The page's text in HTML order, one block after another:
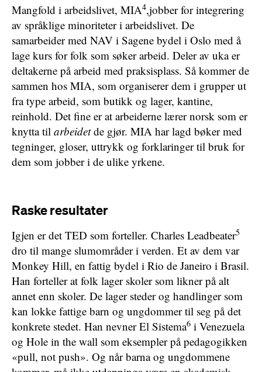
Mangfold i arbeidslivet, MIA4,jobber for integrering
av språklige minoriteter i arbeidslivet. De
samarbeider med NAV i Sagene bydel i Oslo med å
lage kurs for folk som søker arbeid. Deler av uka er
deltakerne på arbeid med praksisplass. Så kommer de
sammen hos MIA, som organiserer dem i grupper ut
fra type arbeid, som butikk og lager, kantine,
reinhold. Det fine er at arbeiderne lærer norsk som er
knytta til arbeidetde gjør. MIA har lagd bøker med
tegninger, gloser, uttrykk og forklaringer til bruk for
dem som jobber i de ulike yrkene.
Raske resultater
Igjen er det TED som forteller. Charles Leadbeater5
dro til mange slumområder i verden. Et av dem var
Monkey Hill, en fattig bydel i Rio de Janeiro i Brasil.
Han forteller at folk lager skoler som likner på alt
annet enn skoler. De lager steder og handlinger som
kan lokke fattige barn og ungdommer til seg på det
konkrete stedet. Han nevner El Sistema6 i Venezuela
og Hole in the wall som eksempler på pedagogikken
«pull, not push». Og når barna og ungdommene